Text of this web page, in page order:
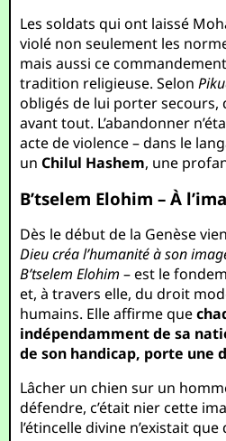
Les soldats qui ont laissé
violé non seulement les
mais aussi ce
tradition religieuse. Selon
obligés de lui porter secours,
avant tout. L’abandonner
acte de violence – dans le
unChilul Hashem, une
B’tselem Elohim – À
Dès le début de la Genèse
Dieu créa l’humanité à son
B’tselem Elohim – est le
et, à travers elle, du droit
humains. Elle affirme que
indépendamment de sa
de son handicap, porte une
Lâcher un chien sur un
défendre, c’était nier cette
l’étincelle divine n’existait